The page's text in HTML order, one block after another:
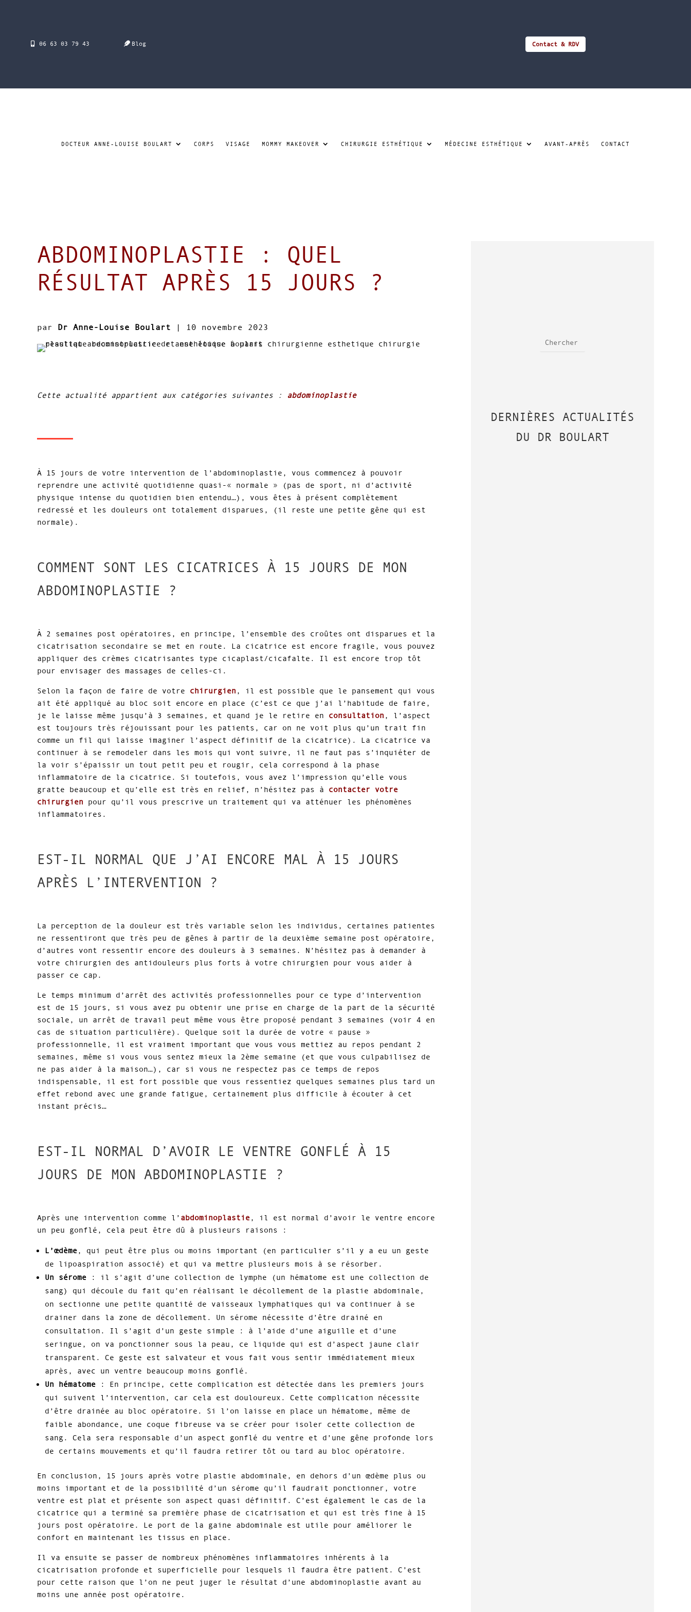
06 63 03 79 43 Blog Contact & RDV
DOCTEUR ANNE-LOUISE BOULART CORPS VISAGE MOMMY MAKEOVER CHIRURGIE ESTHÉTIQUE MÉDECINE ESTHÉTIQUE AVANT-APRÈS CONTACT
ABDOMINOPLASTIE : QUEL
RÉSULTAT APRÈS 15 JOURS ?
par Dr Anne-Louise Boulart | 10 novembre 2023
Cette actualité appartient aux catégories suivantes : abdominoplastie
À 15 jours de votre intervention de l’abdominoplastie, vous commencez à pouvoir
reprendre une activité quotidienne quasi-« normale » (pas de sport, ni d’activité
physique intense du quotidien bien entendu…), vous êtes à présent complètement
redressé et les douleurs ont totalement disparues, (il reste une petite gêne qui est
normale).
COMMENT SONT LES CICATRICES À 15 JOURS DE MON
ABDOMINOPLASTIE ?
À 2 semaines post opératoires, en principe, l’ensemble des croûtes ont disparues et la
cicatrisation secondaire se met en route. La cicatrice est encore fragile, vous pouvez
appliquer des crèmes cicatrisantes type cicaplast/cicafalte. Il est encore trop tôt
pour envisager des massages de celles-ci.
Selon la façon de faire de votre chirurgien , il est possible que le pansement qui vous
ait été appliqué au bloc soit encore en place (c’est ce que j’ai l’habitude de faire,
je le laisse même jusqu’à 3 semaines, et quand je le retire en consultation , l’aspect
est toujours très réjouissant pour les patients, car on ne voit plus qu’un trait fin
comme un fil qui laisse imaginer l’aspect définitif de la cicatrice). La cicatrice va
continuer à se remodeler dans les mois qui vont suivre, il ne faut pas s’inquiéter de
la voir s’épaissir un tout petit peu et rougir, cela correspond à la phase
inflammatoire de la cicatrice. Si toutefois, vous avez l’impression qu’elle vous
gratte beaucoup et qu’elle est très en relief, n’hésitez pas à contacter votre
chirurgien pour qu’il vous prescrive un traitement qui va atténuer les phénomènes
inflammatoires.
EST-IL NORMAL QUE J’AI ENCORE MAL À 15 JOURS
APRÈS L’INTERVENTION ?
La perception de la douleur est très variable selon les individus, certaines patientes
ne ressentiront que très peu de gênes à partir de la deuxième semaine post opératoire,
d’autres vont ressentir encore des douleurs à 3 semaines. N’hésitez pas à demander à
votre chirurgien des antidouleurs plus forts à votre chirurgien pour vous aider à
passer ce cap.
Le temps minimum d’arrêt des activités professionnelles pour ce type d’intervention
est de 15 jours, si vous avez pu obtenir une prise en charge de la part de la sécurité
sociale, un arrêt de travail peut même vous être proposé pendant 3 semaines (voir 4 en
cas de situation particulière). Quelque soit la durée de votre « pause »
professionnelle, il est vraiment important que vous vous mettiez au repos pendant 2
semaines, même si vous vous sentez mieux la 2ème semaine (et que vous culpabilisez de
ne pas aider à la maison…), car si vous ne respectez pas ce temps de repos
indispensable, il est fort possible que vous ressentiez quelques semaines plus tard un
effet rebond avec une grande fatigue, certainement plus difficile à écouter à cet
instant précis…
EST-IL NORMAL D’AVOIR LE VENTRE GONFLÉ À 15
JOURS DE MON ABDOMINOPLASTIE ?
Après une intervention comme l’ abdominoplastie, il est normal d’avoir le ventre encore
un peu gonflé, cela peut être dû à plusieurs raisons :
L’œdème, qui peut être plus ou moins important (en particulier s’il y a eu un geste
de lipoaspiration associé) et qui va mettre plusieurs mois à se résorber.
Un sérome : il s’agit d’une collection de lymphe (un hématome est une collection de
sang) qui découle du fait qu’en réalisant le décollement de la plastie abdominale,
on sectionne une petite quantité de vaisseaux lymphatiques qui va continuer à se
drainer dans la zone de décollement. Un sérome nécessite d’être drainé en
consultation. Il s’agit d’un geste simple : à l’aide d’une aiguille et d’une
seringue, on va ponctionner sous la peau, ce liquide qui est d’aspect jaune clair
transparent. Ce geste est salvateur et vous fait vous sentir immédiatement mieux
après, avec un ventre beaucoup moins gonflé.
Un hématome : En principe, cette complication est détectée dans les premiers jours
qui suivent l’intervention, car cela est douloureux. Cette complication nécessite
d’être drainée au bloc opératoire. Si l’on laisse en place un hématome, même de
faible abondance, une coque fibreuse va se créer pour isoler cette collection de
sang. Cela sera responsable d’un aspect gonflé du ventre et d’une gêne profonde lors
de certains mouvements et qu’il faudra retirer tôt ou tard au bloc opératoire.
En conclusion, 15 jours après votre plastie abdominale, en dehors d’un œdème plus ou
moins important et de la possibilité d’un sérome qu’il faudrait ponctionner, votre
ventre est plat et présente son aspect quasi définitif. C’est également le cas de la
cicatrice qui a terminé sa première phase de cicatrisation et qui est très fine à 15
jours post opératoire. Le port de la gaine abdominale est utile pour améliorer le
confort en maintenant les tissus en place.
Il va ensuite se passer de nombreux phénomènes inflammatoires inhérents à la
cicatrisation profonde et superficielle pour lesquels il faudra être patient. C’est
pour cette raison que l’on ne peut juger le résultat d’une abdominoplastie avant au
moins une année post opératoire.
DERNIÈRES ACTUALITÉS
DU DR BOULART